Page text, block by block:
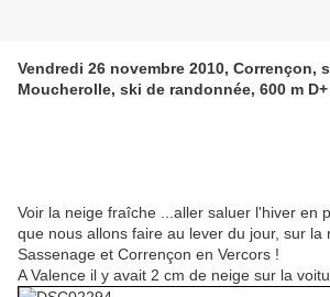
Vendredi 26 novembre 2010, Corrençon,
Moucherolle, ski de randonnée, 600 m D+
Voir la neige fraîche ...aller saluer l'hiver en
que nous allons faire au lever du jour, sur la
Sassenage et Corrençon en Vercors !
A Valence il y avait 2 cm de neige sur la